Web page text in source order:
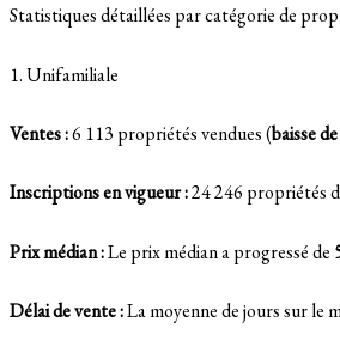
Statistiques détaillées par catégorie de
1. Unifamiliale
Ventes :6 113 propriétés vendues (baisse
Inscriptions en vigueur :24 246 propriétés
Prix médian :Le prix médian a progressé de
Délai de vente :La moyenne de jours sur le